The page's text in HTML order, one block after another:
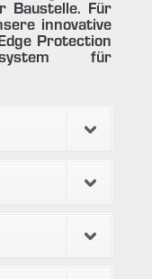
Baustelle. Für
innovative
Protection
für